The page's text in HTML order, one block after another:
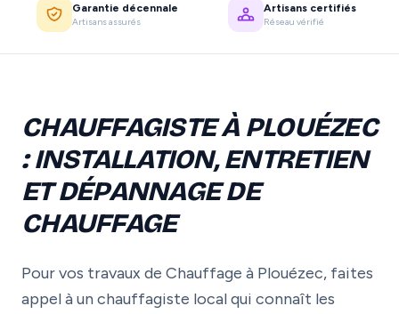
Garantie décennale
Artisans assurés
Artisans certifiés
Réseau vérifié
CHAUFFAGISTE À PLOUÉZEC
: INSTALLATION, ENTRETIEN
ET DÉPANNAGE DE
CHAUFFAGE
Pour vos travaux de Chauffage à Plouézec, faites
appel à un chauffagiste local qui connaît les